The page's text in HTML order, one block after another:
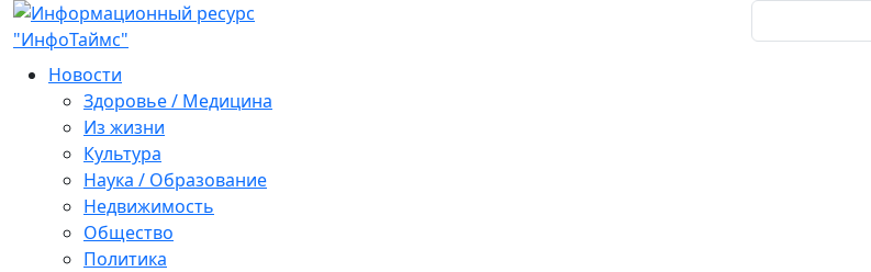
Новости
Здоровье / Медицина
Из жизни
Культура
Наука / Образование
Недвижимость
Общество
Политика